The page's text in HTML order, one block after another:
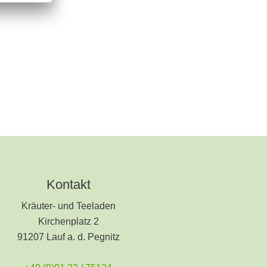
Kontakt
Kräuter- und Teeladen
Kirchenplatz 2
91207 Lauf a. d. Pegnitz